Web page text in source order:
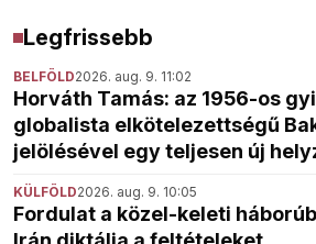
Legfrissebb
BELFÖLD2026. aug. 9. 11:02
Horváth Tamás: az 1956-os
globalista elkötelezettségű
jelölésével egy teljesen új
KÜLFÖLD2026. aug. 9. 10:05
Fordulat a közel-keleti